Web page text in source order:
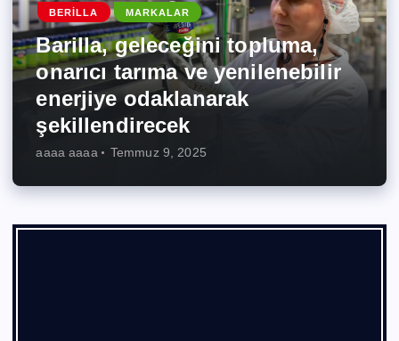
BERILLA MARKALAR
Barilla, geleceğini topluma,
onarıcı tarıma ve yenilenebilir
enerjiye odaklanarak
şekillendirecek
aaaa aaaa Temmuz 9, 2025